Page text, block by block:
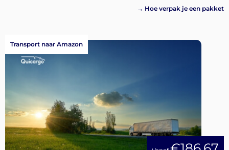
→ Hoe verpak je een pakket
Transport naar Amazon